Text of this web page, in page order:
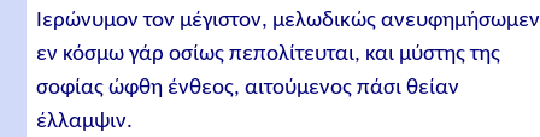
Ιερώνυμον τον μέγιστον, μελωδικώς ανευφημήσωμεν
εν κόσμω γάρ οσίως πεπολίτευται, και μύστης της
σοφίας ώφθη ένθεος, αιτούμενος πάσι θείαν
έλλαμψιν.